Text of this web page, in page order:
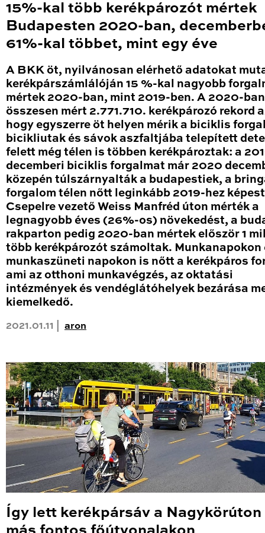
15%-kal több kerékpározót mértek
Budapesten 2020-ban,
61%-kal többet, mint egy éve
A BKK öt, nyilvánosan elérhető adatokat
kerékpárszámlálóján 15 %-kal nagyobb
mértek 2020-ban, mint 2019-ben. A 2020-ban
összesen mért 2.771.710. kerékpározó rekord
hogy egyszerre öt helyen mérik a biciklis
bicikliutak és sávok aszfaltjába telepített
felett még télen is többen kerékpároztak: a
decemberi biciklis forgalmat már 2020
közepén túlszárnyalták a budapestiek, a
forgalom télen nőtt leginkább 2019-hez
Csepelre vezető Weiss Manfréd úton mérték a
legnagyobb éves (26%-os) növekedést, a
rakparton pedig 2020-ban mértek először 1
több kerékpározót számoltak. Munkanapokon
munkaszüneti napokon is nőtt a kerékpáros
ami az otthoni munkavégzés, az oktatási
intézmények és vendéglátóhelyek bezárása
kiemelkedő.
2021.01.11 | aron
Így lett kerékpársáv a Nagykörúton